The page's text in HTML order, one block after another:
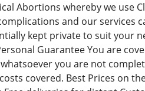
Abortions whereby we use
and our services
kept private to suit your
Guarantee You are
you are not
covered. Best Prices on